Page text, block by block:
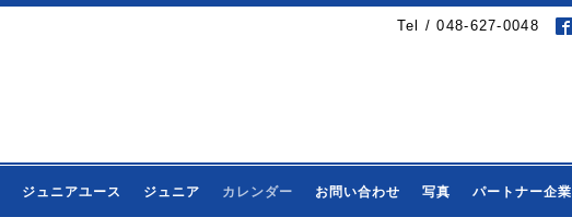
Tel / 048-627-0048
ジュニアユース ジュニア カレンダー お問い合わせ 写真 パートナー企業